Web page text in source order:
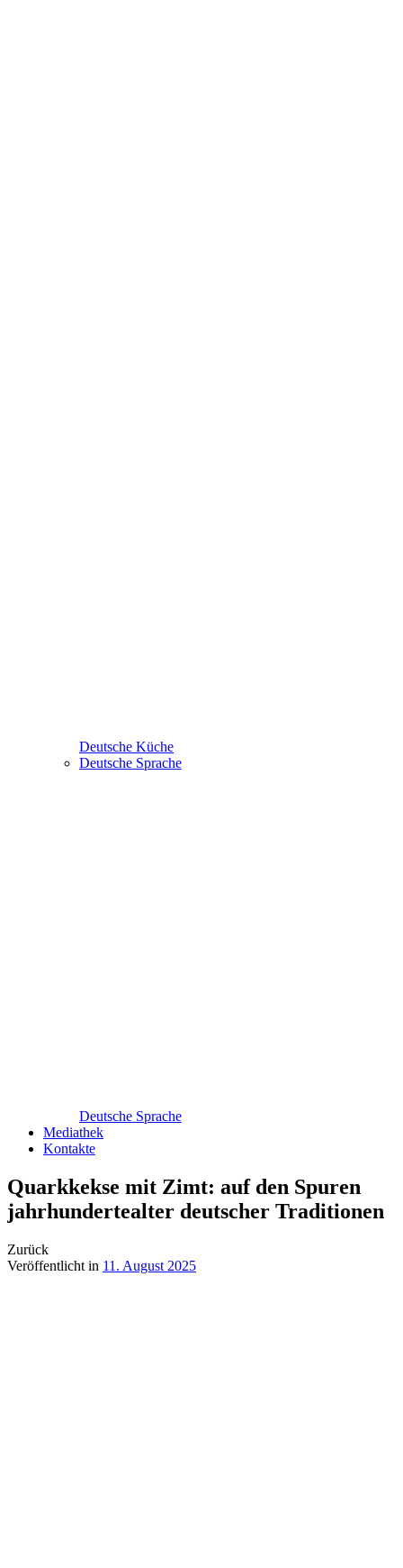
Deutsche Küche
Deutsche Sprache
Deutsche Sprache
Mediathek
Kontakte
Quarkkekse mit Zimt: auf den Spuren
jahrhundertealter deutscher Traditionen
Zurück
Veröffentlicht in 11. August 2025